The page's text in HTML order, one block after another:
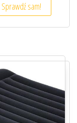
Sprawdź sam!